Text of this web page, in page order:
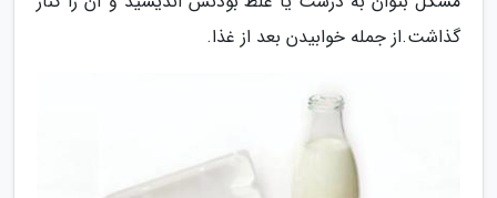
گذاشت.از جمله خوابیدن بعد از غذا.